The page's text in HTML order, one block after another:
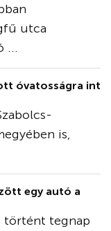
utca
...
óvatosságra int
is,
egy autó a
történt tegnap